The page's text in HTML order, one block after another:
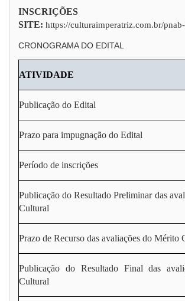
SITE: https://culturaimperatriz.com.br/
CRONOGRAMA DO EDITAL
ATIVIDADE
Publicação do Edital
Prazo para impugnação do Edital
Período de inscrições
Publicação do Resultado Preliminar das
Cultural
Prazo de Recurso das avaliações do Mérito
Publicação do Resultado Final das
Cultural